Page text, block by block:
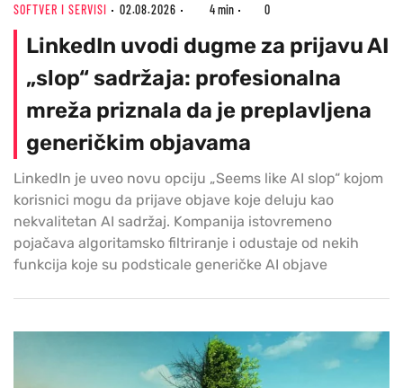
SOFTVER I SERVISI 02.08.2026 4 min 0
LinkedIn uvodi dugme za prijavu AI
„slop“ sadržaja: profesionalna
mreža priznala da je preplavljena
generičkim objavama
LinkedIn je uveo novu opciju „Seems like AI slop“ kojom
korisnici mogu da prijave objave koje deluju kao
nekvalitetan AI sadržaj. Kompanija istovremeno
pojačava algoritamsko filtriranje i odustaje od nekih
funkcija koje su podsticale generičke AI objave